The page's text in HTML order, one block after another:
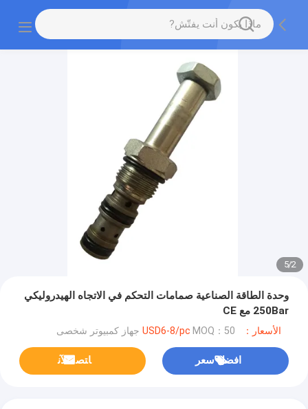
2
/
5
وحدة الطاقة الصناعية صمامات التحكم في الاتجاه الهيدروليكي
250Bar مع CE
الأسعار：USD6-8/pc MOQ：50 جهاز كمبيوتر شخصى
افضل سعر ﺎﺘﺼﻟ ﺍﻶﻧ